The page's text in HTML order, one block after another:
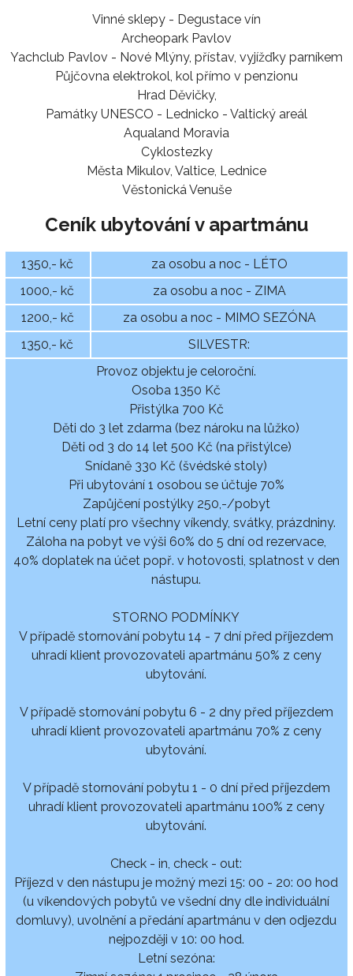
Vinné sklepy - Degustace vín
Archeopark Pavlov
Yachclub Pavlov - Nové Mlýny, přístav, vyjížďky parníkem
Půjčovna elektrokol, kol přímo v penzionu
Hrad Děvičky,
Památky UNESCO - Lednicko - Valtický areál
Aqualand Moravia
Cyklostezky
Města Mikulov, Valtice, Lednice
Věstonická Venuše
Ceník ubytování v apartmánu
1350,- kč
za osobu a noc - LÉTO
1000,- kč
za osobu a noc - ZIMA
1200,- kč
za osobu a noc - MIMO SEZÓNA
1350,- kč
SILVESTR:
Provoz objektu je celoroční.
Osoba 1350 Kč
Přistýlka 700 Kč
Děti do 3 let zdarma (bez nároku na lůžko)
Děti od 3 do 14 let 500 Kč (na přistýlce)
Snídaně 330 Kč (švédské stoly)
Při ubytování 1 osobou se účtuje 70%
Zapůjčení postýlky 250,-/pobyt
Letní ceny platí pro všechny víkendy, svátky, prázdniny.
Záloha na pobyt ve výši 60% do 5 dní od rezervace,
40% doplatek na účet popř. v hotovosti, splatnost v den
nástupu.
STORNO PODMÍNKY
V případě stornování pobytu 14 - 7 dní před příjezdem
uhradí klient provozovateli apartmánu 50% z ceny
ubytování.
V případě stornování pobytu 6 - 2 dny před příjezdem
uhradí klient provozovateli apartmánu 70% z ceny
ubytování.
V případě stornování pobytu 1 - 0 dní před příjezdem
uhradí klient provozovateli apartmánu 100% z ceny
ubytování.
Check - in, check - out:
Příjezd v den nástupu je možný mezi 15: 00 - 20: 00 hod
(u víkendových pobytů ve všední dny dle individuální
domluvy), uvolnění a předání apartmánu v den odjezdu
nejpozději v 10: 00 hod.
Letní sezóna: